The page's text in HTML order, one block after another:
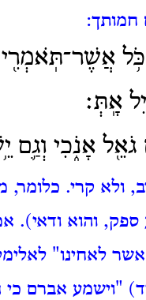
אָֽתְּ׃
אָנֹ֑כִי וְגַ֛ם
ולא קרי. כלומר,
והוא ודאי).
לאחינו"
"וישמע אברם